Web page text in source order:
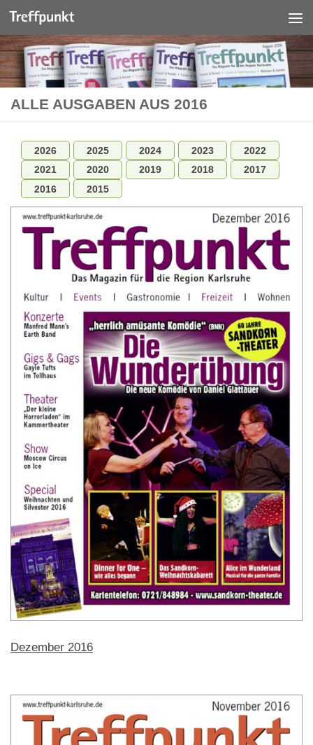
Unter dem Inhalt
ALLE AUSGABEN AUS 2016
2026 2025 2024 2023
2022
2021
2020 2019 2018
2017
2016
2015
Dezember 2016